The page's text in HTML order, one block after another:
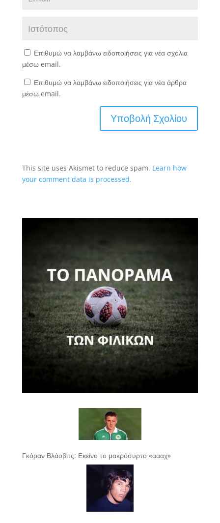
Επιθυμώ να λαμβάνω ειδοποιήσεις για νέα σχόλια
μέσω email.
Επιθυμώ να λαμβάνω ειδοποιήσεις για νέα άρθρα
μέσω email.
This site uses Akismet to reduce spam. Learn how
your comment data is processed.
Γκόραν Βλάοβιτς: Εκείνο το μακρόσυρτο «αααχ»